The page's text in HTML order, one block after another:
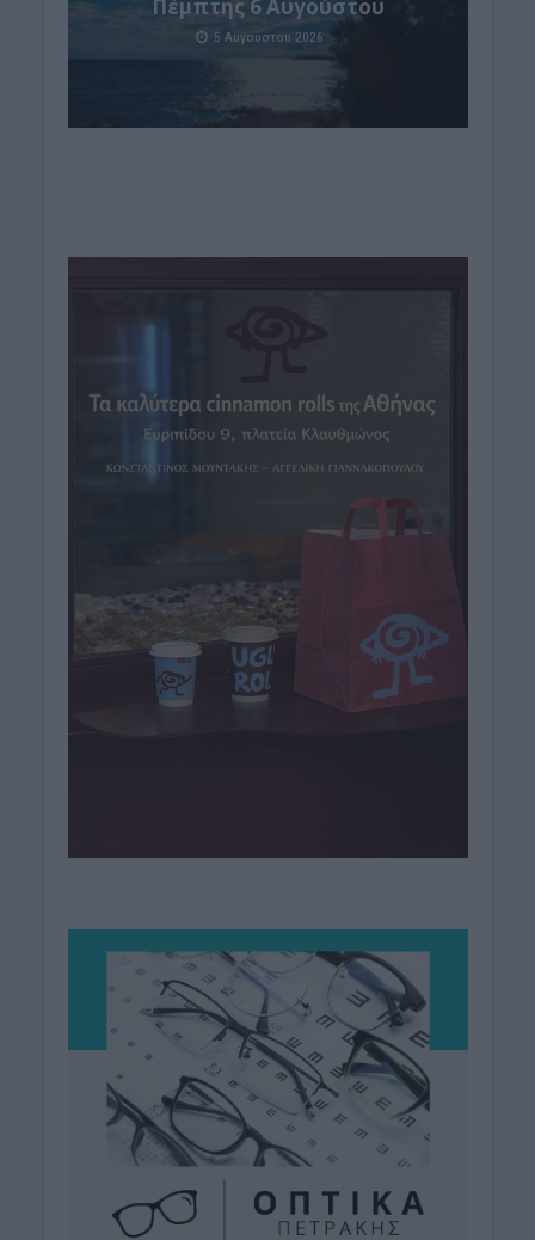
Πέμπτης 6 Αυγούστου
5 Αυγούστου 2026